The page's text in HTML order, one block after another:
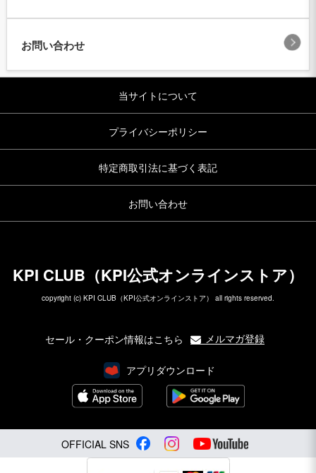
お問い合わせ
当サイトについて
プライバシーポリシー
特定商取引法に基づく表記
お問い合わせ
KPI CLUB（KPI公式オンラインストア）
copyright (c) KPI CLUB（KPI公式オンラインストア） all rights reserved.
セール・クーポン情報はこちら メルマガ登録
アプリダウンロード
OFFICIAL SNS